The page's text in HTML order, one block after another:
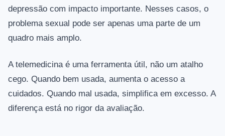
depressão com impacto importante. Nesses casos, o
problema sexual pode ser apenas uma parte de um
quadro mais amplo.
A telemedicina é uma ferramenta útil, não um atalho
cego. Quando bem usada, aumenta o acesso a
cuidados. Quando mal usada, simplifica em excesso. A
diferença está no rigor da avaliação.